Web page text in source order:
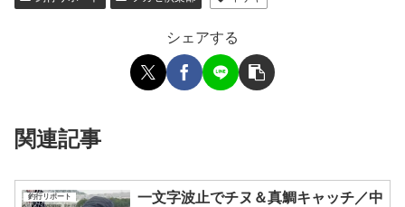
シェアする
関連記事
釣行リポート
一文字波止でチヌ＆真鯛キャッチ／中